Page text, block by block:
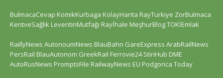
BulmacaCevap KomikKurbaga KolayHarita RayTurkiye ZorBulmaca
KentveSağlık LeventinMutfağı Rayİhale MeşhurBlogTOKİEmlak
RaillyNews AutonoumNews BlauBahn GareExpress ArabRailNews
PersRail BlauAutonom GreekRail Ferrovie24 StiriHub DME
AutoRusNews PromptsFile RailwayNews EU Podgorica Today